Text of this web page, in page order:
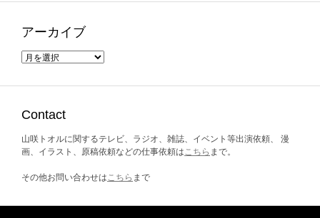
アーカイブ
ア
ブ
Contact
山咲トオルに関するテレビ、ラジオ、雑誌、イベント等出演依頼、 漫
画、イラスト、原稿依頼などの仕事依頼はこちら まで。
その他お問い合わせはこちら まで